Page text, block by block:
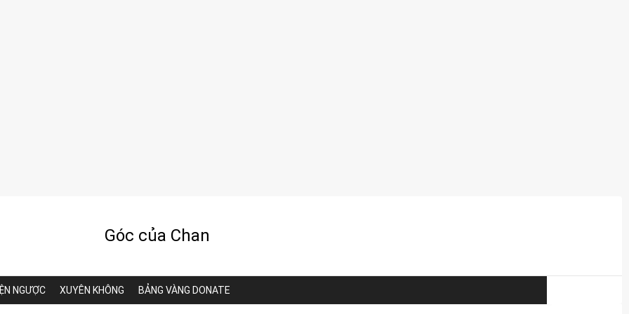
Góc của Chan
NGƯỢC XUYÊN KHÔNG BẢNG VÀNG DONATE